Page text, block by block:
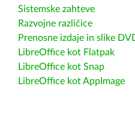
Sistemske zahteve
Razvojne različice
Prenosne izdaje in slike
LibreOffice kot Flatpak
LibreOffice kot Snap
LibreOffice kot AppImage